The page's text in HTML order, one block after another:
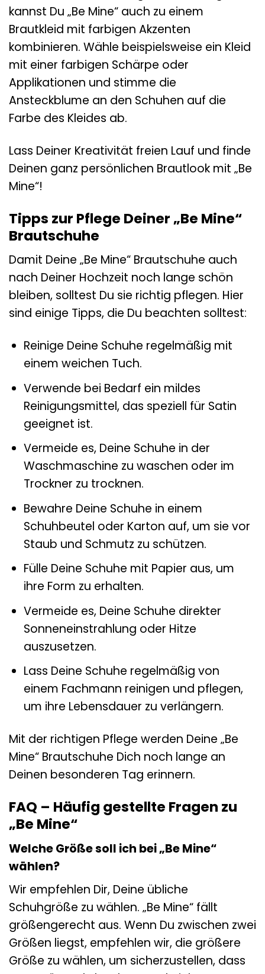
kannst Du „Be Mine“ auch zu einem
Brautkleid mit farbigen Akzenten
kombinieren. Wähle beispielsweise ein Kleid
mit einer farbigen Schärpe oder
Applikationen und stimme die
Ansteckblume an den Schuhen auf die
Farbe des Kleides ab.
Lass Deiner Kreativität freien Lauf und finde
Deinen ganz persönlichen Brautlook mit „Be
Mine“!
Tipps zur Pflege Deiner „Be Mine“
Brautschuhe
Damit Deine „Be Mine“ Brautschuhe auch
nach Deiner Hochzeit noch lange schön
bleiben, solltest Du sie richtig pflegen. Hier
sind einige Tipps, die Du beachten solltest:
Reinige Deine Schuhe regelmäßig mit
einem weichen Tuch.
Verwende bei Bedarf ein mildes
Reinigungsmittel, das speziell für Satin
geeignet ist.
Vermeide es, Deine Schuhe in der
Waschmaschine zu waschen oder im
Trockner zu trocknen.
Bewahre Deine Schuhe in einem
Schuhbeutel oder Karton auf, um sie vor
Staub und Schmutz zu schützen.
Fülle Deine Schuhe mit Papier aus, um
ihre Form zu erhalten.
Vermeide es, Deine Schuhe direkter
Sonneneinstrahlung oder Hitze
auszusetzen.
Lass Deine Schuhe regelmäßig von
einem Fachmann reinigen und pflegen,
um ihre Lebensdauer zu verlängern.
Mit der richtigen Pflege werden Deine „Be
Mine“ Brautschuhe Dich noch lange an
Deinen besonderen Tag erinnern.
FAQ – Häufig gestellte Fragen zu
„Be Mine“
Welche Größe soll ich bei „Be Mine“
wählen?
Wir empfehlen Dir, Deine übliche
Schuhgröße zu wählen. „Be Mine“ fällt
größengerecht aus. Wenn Du zwischen zwei
Größen liegst, empfehlen wir, die größere
Größe zu wählen, um sicherzustellen, dass